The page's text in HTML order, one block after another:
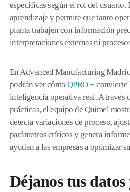
específicas según el rol del usuario.
aprendizaje y permite que tanto
planta trabajen con información
interpretaciones externas ni
En Advanced Manufacturing
podrán ver cómoQPRO +convierte
inteligencia operativa real. A través
prácticas, el equipo de Quimel
detecta variaciones de proceso,
parámetros críticos y genera
ayudan a las empresas a optimizar
Déjanos tus datos